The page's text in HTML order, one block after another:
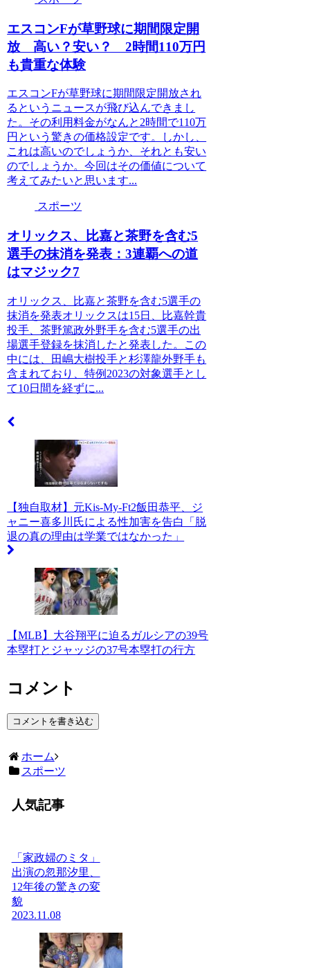
エスコンFが草野球に期間限定開
放 高い？安い？ 2時間110万円
も貴重な体験
エスコンFが草野球に期間限定開放され
るというニュースが飛び込んできまし
た。その利用料金がなんと2時間で110万
円という驚きの価格設定です。しかし、
これは高いのでしょうか、それとも安い
のでしょうか。今回はその価値について
考えてみたいと思います...
スポーツ
オリックス、比嘉と茶野を含む5
選手の抹消を発表：3連覇への道
はマジック7
オリックス、比嘉と茶野を含む5選手の
抹消を発表オリックスは15日、比嘉幹貴
投手、茶野篤政外野手を含む5選手の出
場選手登録を抹消したと発表した。この
中には、田嶋大樹投手と杉澤龍外野手も
含まれており、特例2023の対象選手とし
て10日間を経ずに...
【独自取材】元Kis-My-Ft2飯田恭平、ジ
ャニー喜多川氏による性加害を告白「脱
退の真の理由は学業ではなかった」
【MLB】大谷翔平に迫るガルシアの39号
本塁打とジャッジの37号本塁打の行方
コメント
コメントを書き込む
ホーム
スポーツ
人気記事
「家政婦のミタ」
出演の忽那汐里、
12年後の驚きの変
貌
2023.11.08